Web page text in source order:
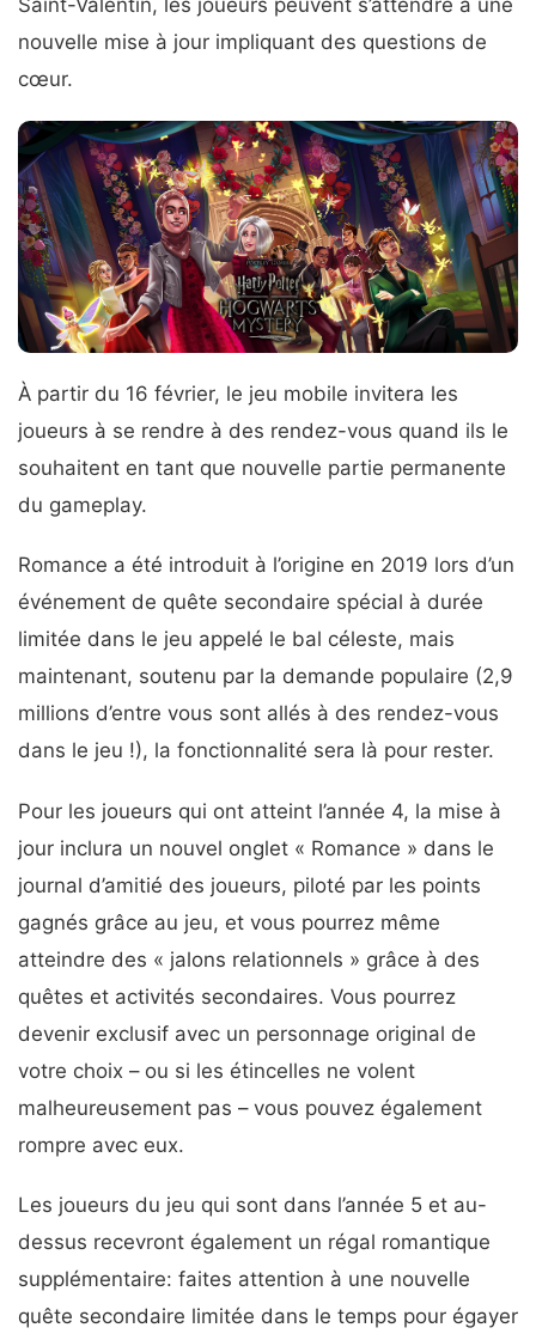
Saint-Valentin, les joueurs peuvent s’attendre à une
nouvelle mise à jour impliquant des questions de
cœur.
À partir du 16 février, le jeu mobile invitera les
joueurs à se rendre à des rendez-vous quand ils le
souhaitent en tant que nouvelle partie permanente
du gameplay.
Romance a été introduit à l’origine en 2019 lors d’un
événement de quête secondaire spécial à durée
limitée dans le jeu appelé le bal céleste, mais
maintenant, soutenu par la demande populaire (2,9
millions d’entre vous sont allés à des rendez-vous
dans le jeu !), la fonctionnalité sera là pour rester.
Pour les joueurs qui ont atteint l’année 4, la mise à
jour inclura un nouvel onglet « Romance » dans le
journal d’amitié des joueurs, piloté par les points
gagnés grâce au jeu, et vous pourrez même
atteindre des « jalons relationnels » grâce à des
quêtes et activités secondaires. Vous pourrez
devenir exclusif avec un personnage original de
votre choix – ou si les étincelles ne volent
malheureusement pas – vous pouvez également
rompre avec eux.
Les joueurs du jeu qui sont dans l’année 5 et au-
dessus recevront également un régal romantique
supplémentaire: faites attention à une nouvelle
quête secondaire limitée dans le temps pour égayer